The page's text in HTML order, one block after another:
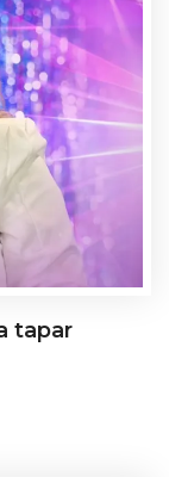
tapar